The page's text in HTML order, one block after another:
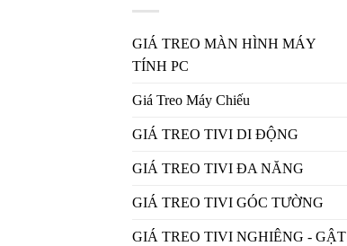
GIÁ TREO MÀN HÌNH MÁY
TÍNH PC
Giá Treo Máy Chiếu
GIÁ TREO TIVI DI ĐỘNG
GIÁ TREO TIVI ĐA NĂNG
GIÁ TREO TIVI GÓC TƯỜNG
GIÁ TREO TIVI NGHIÊNG - GẬT